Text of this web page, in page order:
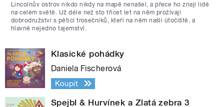
Lincolnův ostrov nikdo nikdy na mapě nenašel, a přece ho znají lidé
na celém světě. Už déle než sto třicet let na něm prožívají
dobrodružství s pěticí trosečníků, kteří na něm našli útočiště, a
hlavně nejedno tajemství.
Klasické pohádky
Daniela Fischerová
Koupit
Spejbl & Hurvínek a Zlatá zebra 3